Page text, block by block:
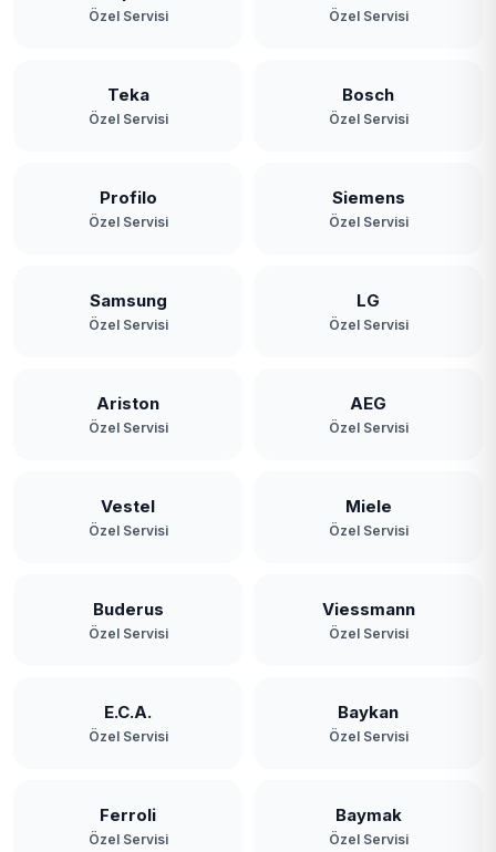
Özel Servisi Özel Servisi
Teka
Özel Servisi
Bosch
Özel Servisi
Profilo
Özel Servisi
Siemens
Özel Servisi
Samsung
Özel Servisi
LG
Özel Servisi
Ariston
Özel Servisi
AEG
Özel Servisi
Vestel
Özel Servisi
Miele
Özel Servisi
Buderus
Özel Servisi
Viessmann
Özel Servisi
E.C.A.
Özel Servisi
Baykan
Özel Servisi
Ferroli
Özel Servisi
Baymak
Özel Servisi